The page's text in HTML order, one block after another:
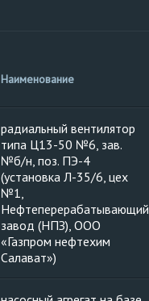
Наименование
радиальный вентилятор
типа Ц13-50 №6, зав.
№б/н, поз. ПЭ-4
(установка Л-35/6, цех
№1,
Нефтеперерабатывающий
завод (НПЗ), ООО
«Газпром нефтехим
Салават»)